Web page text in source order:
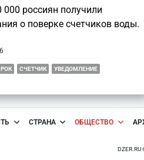
000 россиян получили
о поверке счетчиков воды.
СЧЕТЧИК УВЕДОМЛЕНИЕ
СТРАНА ОБЩЕСТВО